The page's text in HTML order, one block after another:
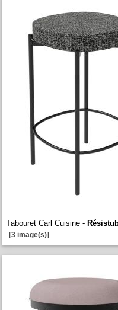
Tabouret Carl Cuisine -
[3 image(s)]